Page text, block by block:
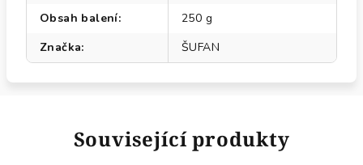
Obsah balení:
250 g
Značka: ŠUFAN
Související produkty